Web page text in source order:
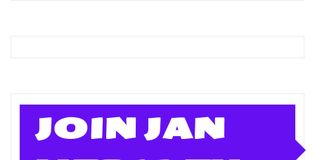
JOIN JAN